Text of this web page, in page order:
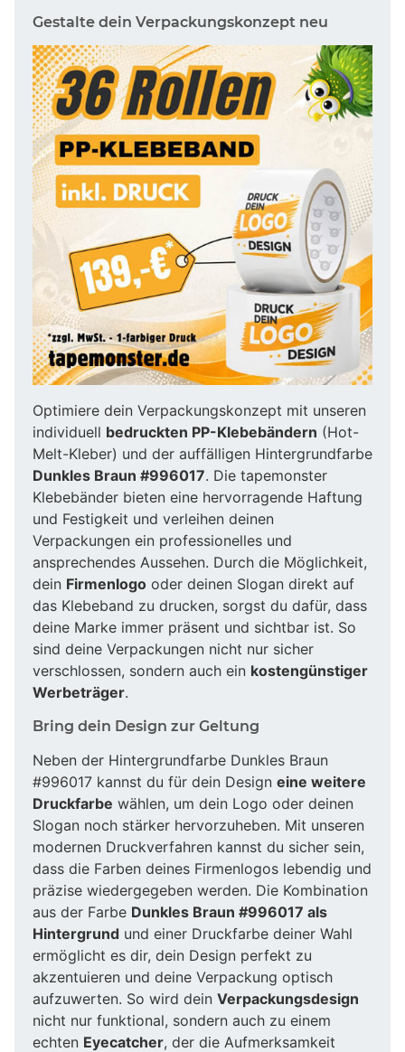
Gestalte dein Verpackungskonzept neu
Optimiere dein Verpackungskonzept mit unseren
individuell bedruckten PP-Klebebändern (Hot-
Melt-Kleber) und der auffälligen Hintergrundfarbe
Dunkles Braun #996017. Die tapemonster
Klebebänder bieten eine hervorragende Haftung
und Festigkeit und verleihen deinen
Verpackungen ein professionelles und
ansprechendes Aussehen. Durch die Möglichkeit,
dein Firmenlogo oder deinen Slogan direkt auf
das Klebeband zu drucken, sorgst du dafür, dass
deine Marke immer präsent und sichtbar ist. So
sind deine Verpackungen nicht nur sicher
verschlossen, sondern auch ein kostengünstiger
Werbeträger.
Bring dein Design zur Geltung
Neben der Hintergrundfarbe Dunkles Braun
#996017 kannst du für dein Design eine weitere
Druckfarbe wählen, um dein Logo oder deinen
Slogan noch stärker hervorzuheben. Mit unseren
modernen Druckverfahren kannst du sicher sein,
dass die Farben deines Firmenlogos lebendig und
präzise wiedergegeben werden. Die Kombination
aus der Farbe Dunkles Braun #996017 als
Hintergrund und einer Druckfarbe deiner Wahl
ermöglicht es dir, dein Design perfekt zu
akzentuieren und deine Verpackung optisch
aufzuwerten. So wird dein Verpackungsdesign
nicht nur funktional, sondern auch zu einem
echten Eyecatcher, der die Aufmerksamkeit